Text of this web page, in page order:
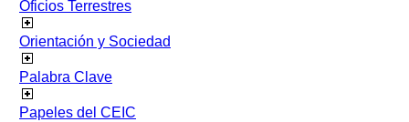
Oficios Terrestres
Orientación y Sociedad
Palabra Clave
Papeles del CEIC